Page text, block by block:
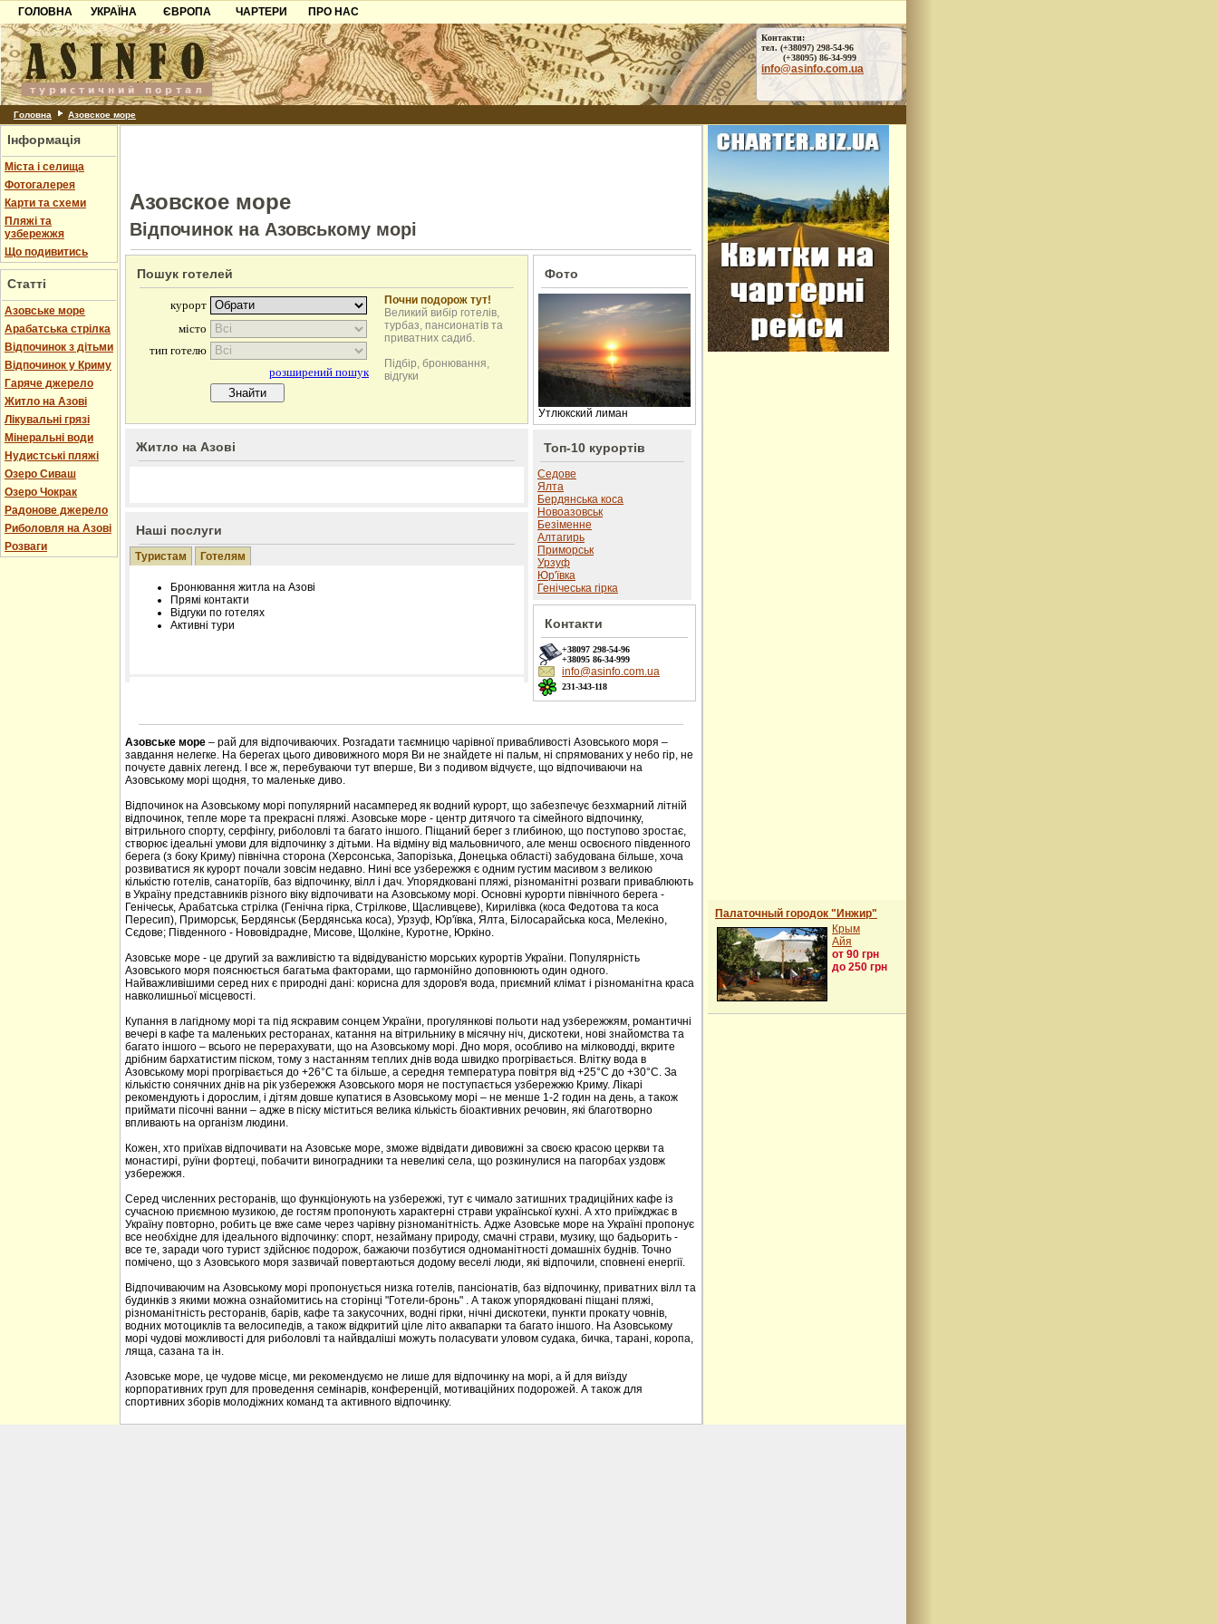
ГОЛОВНА
УКРАЇНА
Карпати
Азов
Причорноморря
Шацьк
ЄВРОПА
Чорногорія
Хорватія
Болгарія
ЧАРТЕРИ
ПРО НАС
Контакти
Партнерам
Додати готель
Контакти:
тел. (+38097) 298-54-96
(+38095) 86-34-999
info@asinfo.com.ua
Головна Азовское море
Інформація
Міста і селища
Фотогалерея
Карти та схеми
Пляжі та
узбережжя
Що подивитись
Статті
Азовське море
Арабатська стрілка
Відпочинок з дітьми
Відпочинок у Криму
Гаряче джерело
Житло на Азові
Лікувальні грязі
Мінеральні води
Нудистські пляжі
Озеро Сиваш
Озеро Чокрак
Радонове джерело
Риболовля на Азові
Розваги
Азовское море
Відпочинок на Азовському морі
Пошук готелей
Почни подорож тут!
Великий вибір готелів,
турбаз, пансионатів та
приватних садиб.
Підбір, бронювання,
відгуки
Житло на Азові
Наші послуги
Туристам Готелям
Бронювання житла на Азові
Прямі контакти
Відгуки по готелях
Активні тури
Лічільник відвідувачів
Фото
Утлюкский лиман
Топ-10 курортів
Седове
Ялта
Бердянська коса
Новоазовськ
Безіменне
Алтагирь
Приморськ
Урзуф
Юр'ївка
Генічеська гірка
Контакти
+38097 298-54-96
+38095 86-34-999
info@asinfo.com.ua
231-343-118
Азовське море – рай для відпочиваючих. Розгадати таємницю чарівної привабливості Азовського моря –
завдання нелегке. На берегах цього дивовижного моря Ви не знайдете ні пальм, ні спрямованих у небо гір, не
почуєте давніх легенд. І все ж, перебуваючи тут вперше, Ви з подивом відчуєте, що відпочиваючи на
Азовському морі щодня, то маленьке диво.
Відпочинок на Азовському морі популярний насамперед як водний курорт, що забезпечує безхмарний літній
відпочинок, тепле море та прекрасні пляжі. Азовське море - центр дитячого та сімейного відпочинку,
вітрильного спорту, серфінгу, риболовлі та багато іншого. Піщаний берег з глибиною, що поступово зростає,
створює ідеальні умови для відпочинку з дітьми. На відміну від мальовничого, але менш освоєного південного
берега (з боку Криму) північна сторона (Херсонська, Запорізька, Донецька області) забудована більше, хоча
розвиватися як курорт почали зовсім недавно. Нині все узбережжя є одним густим масивом з великою
кількістю готелів, санаторіїв, баз відпочинку, вілл і дач. Упорядковані пляжі, різноманітні розваги приваблюють
в Україну представників різного віку відпочивати на Азовському морі. Основні курорти північного берега -
Генічеськ, Арабатська стрілка (Генічна гірка, Стрілкове, Щасливцеве), Кирилівка (коса Федотова та коса
Пересип), Приморськ, Бердянськ (Бердянська коса), Урзуф, Юр'ївка, Ялта, Білосарайська коса, Мелекіно,
Сєдове; Південного - Нововідрадне, Мисове, Щолкіне, Куротне, Юркіно.
Азовське море - це другий за важливістю та відвідуваністю морських курортів України. Популярність
Азовського моря пояснюється багатьма факторами, що гармонійно доповнюють один одного.
Найважливішими серед них є природні дані: корисна для здоров'я вода, приємний клімат і різноманітна краса
навколишньої місцевості.
Купання в лагідному морі та під яскравим сонцем України, прогулянкові польоти над узбережжям, романтичні
вечері в кафе та маленьких ресторанах, катання на вітрильнику в місячну ніч, дискотеки, нові знайомства та
багато іншого – всього не перерахувати, що на Азовському морі. Дно моря, особливо на мілководді, вкрите
дрібним бархатистим піском, тому з настанням теплих днів вода швидко прогрівається. Влітку вода в
Азовському морі прогрівається до +26°С та більше, а середня температура повітря від +25°С до +30°С. За
кількістю сонячних днів на рік узбережжя Азовського моря не поступається узбережжю Криму. Лікарі
рекомендують і дорослим, і дітям довше купатися в Азовському морі – не менше 1-2 годин на день, а також
приймати пісочні ванни – адже в піску міститься велика кількість біоактивних речовин, які благотворно
впливають на організм людини.
Кожен, хто приїхав відпочивати на Азовське море, зможе відвідати дивовижні за своєю красою церкви та
монастирі, руїни фортеці, побачити виноградники та невеликі села, що розкинулися на пагорбах уздовж
узбережжя.
Серед численних ресторанів, що функціонують на узбережжі, тут є чимало затишних традиційних кафе із
сучасною приємною музикою, де гостям пропонують характерні страви української кухні. А хто приїжджає в
Україну повторно, робить це вже саме через чарівну різноманітність. Адже Азовське море на Україні пропонує
все необхідне для ідеального відпочинку: спорт, незайману природу, смачні страви, музику, що бадьорить -
все те, заради чого турист здійснює подорож, бажаючи позбутися одноманітності домашніх буднів. Точно
помічено, що з Азовського моря зазвичай повертаються додому веселі люди, які відпочили, сповнені енергії.
Відпочиваючим на Азовському морі пропонується низка готелів, пансіонатів, баз відпочинку, приватних вілл та
будинків з якими можна ознайомитись на сторінці "Готели-бронь" . А також упорядковані піщані пляжі,
різноманітність ресторанів, барів, кафе та закусочних, водні гірки, нічні дискотеки, пункти прокату човнів,
водних мотоциклів та велосипедів, а також відкритий ціле літо аквапарки та багато іншого. На Азовському
морі чудові можливості для риболовлі та найвдаліші можуть поласувати уловом судака, бичка, тарані, коропа,
ляща, сазана та ін.
Азовське море, це чудове місце, ми рекомендуємо не лише для відпочинку на морі, а й для виїзду
корпоративних груп для проведення семінарів, конференцій, мотиваційних подорожей. А також для
спортивних зборів молодіжних команд та активного відпочинку.
Палаточный городок "Инжир"
Крым
Айя
от 90 грн
до 250 грн